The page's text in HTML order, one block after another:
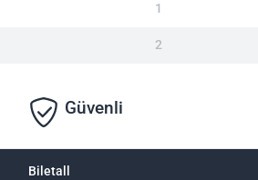
1
2
Güvenli
Biletall